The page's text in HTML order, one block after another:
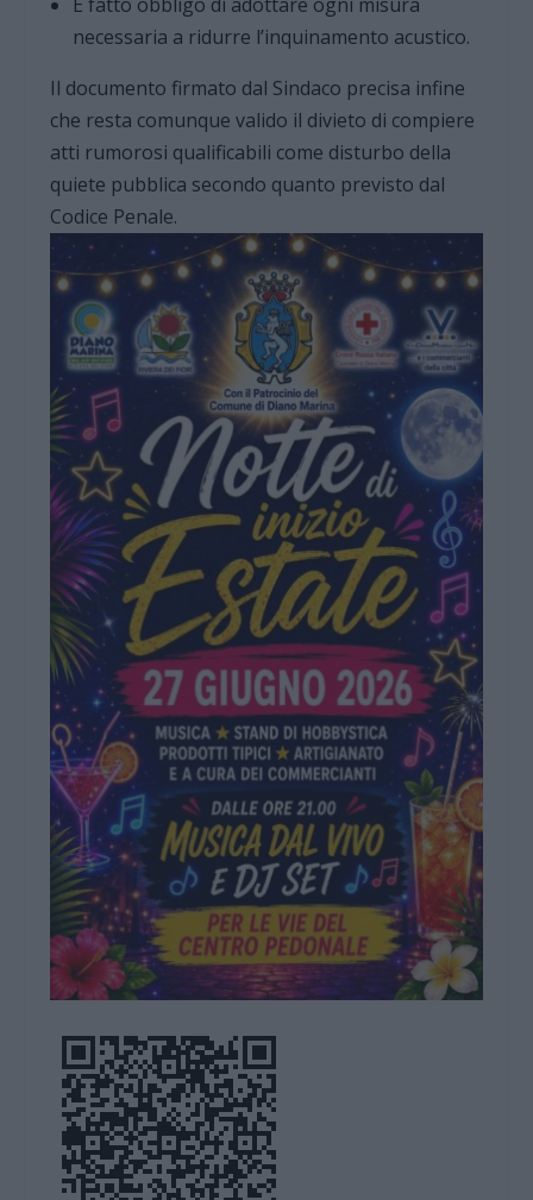
necessaria a ridurre l’inquinamento acustico.
Il documento firmato dal Sindaco precisa infine
che resta comunque valido il divieto di compiere
atti rumorosi qualificabili come disturbo della
quiete pubblica secondo quanto previsto dal
Codice Penale.